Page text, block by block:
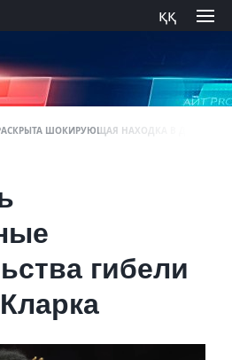
ққ
ШОКИРУЮЩАЯ НАХОДКА В ДОМЕ
гибели